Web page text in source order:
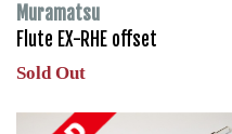
Muramatsu
Flute EX-RHE offset
Sold Out